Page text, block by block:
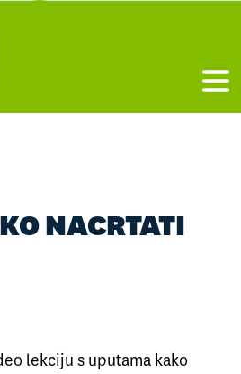
NACRTATI
lekciju s uputama kako